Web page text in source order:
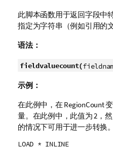
此脚本函数用于返回字段中
指定为字符串（例如引用的文
语法：
fieldvaluecount(
示例：
在此例中，在 RegionCount
量。在此例中，此值为 2，
的情况下可用于进一步转换。
LOAD * INLINE